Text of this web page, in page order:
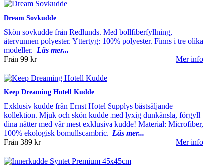
Dream Sovkudde
Skön sovkudde från Redlunds. Med bollfiberfyllning,
återvunnen polyester. Yttertyg: 100% polyester. Finns i tre olika
modeller. Läs mer...
Från 99 kr Mer info
Keep Dreaming Hotell Kudde
Exklusiv kudde från Ernst Hotel Supplys bästsäljande
kollektion. Mjuk och skön kudde med lyxig dunkänsla, förgyll
dina nätter med vår mest exklusiva kudde! Material: Microfiber,
100% ekologisk bomullscambric. Läs mer...
Från 389 kr Mer info